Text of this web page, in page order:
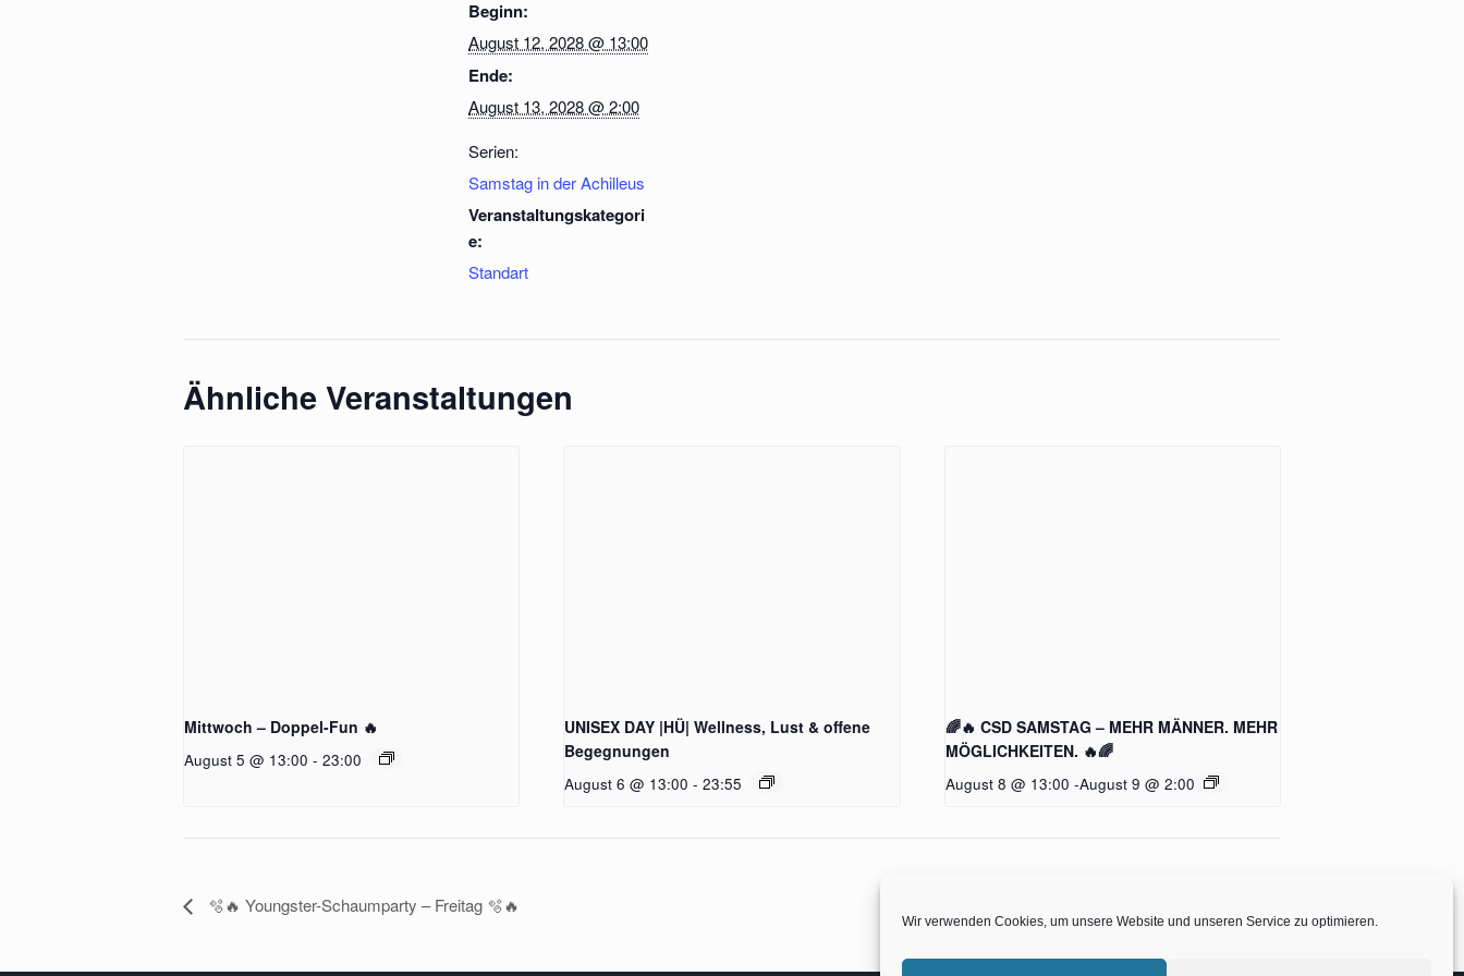
Wir verwenden Cookies, um unsere Website und unseren Service zu optimieren.
Beginn:
August 12, 2028 @ 13:00
Ende:
August 13, 2028 @ 2:00
Serien:
Samstag in der Achilleus
Veranstaltungskategori
e:
Standart
Ähnliche Veranstaltungen
Mittwoch – Doppel-Fun 🔥
August 5 @ 13:00 - 23:00
UNISEX DAY |HÜ| Wellness, Lust & offene
Begegnungen
August 6 @ 13:00 - 23:55
🌈🔥 CSD SAMSTAG – MEHR MÄNNER. MEHR
MÖGLICHKEITEN. 🔥🌈
August 8 @ 13:00 -August 9 @ 2:00
🫧🔥 Youngster-Schaumparty – Freitag 🫧🔥